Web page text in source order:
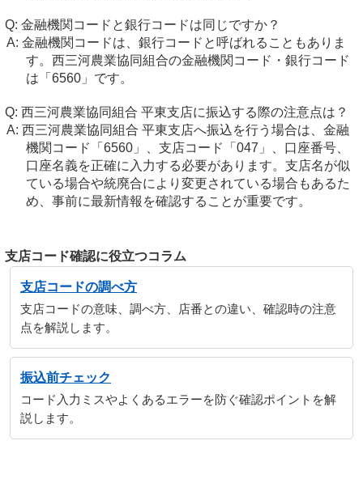
金融機関コードと銀行コードは同じですか？
金融機関コードは、銀行コードと呼ばれることもありま
す。西三河農業協同組合の金融機関コード・銀行コード
は「6560」です。
西三河農業協同組合 平東支店に振込する際の注意点は？
西三河農業協同組合 平東支店へ振込を行う場合は、金融
機関コード「6560」、支店コード「047」、口座番号、
口座名義を正確に入力する必要があります。支店名が似
ている場合や統廃合により変更されている場合もあるた
め、事前に最新情報を確認することが重要です。
支店コード確認に役立つコラム
支店コードの調べ方
支店コードの意味、調べ方、店番との違い、確認時の注意
点を解説します。
振込前チェック
コード入力ミスやよくあるエラーを防ぐ確認ポイントを解
説します。